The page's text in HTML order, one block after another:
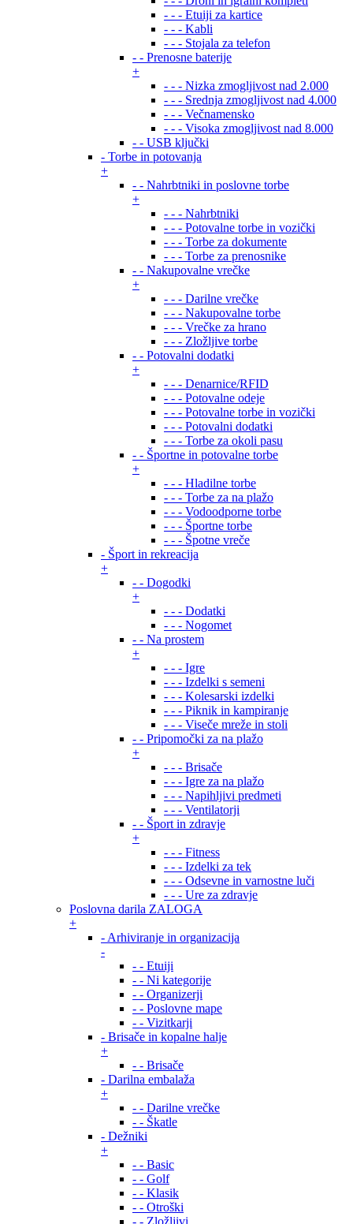
- - - Etuiji za kartice
- - - Kabli
- - - Stojala za telefon
- - Prenosne baterije
+
- - - Nizka zmogljivost nad 2.000
- - - Srednja zmogljivost nad 4.000
- - - Večnamensko
- - - Visoka zmogljivost nad 8.000
- - USB ključki
- Torbe in potovanja
+
- - Nahrbtniki in poslovne torbe
+
- - - Nahrbtniki
- - - Potovalne torbe in vozički
- - - Torbe za dokumente
- - - Torbe za prenosnike
- - Nakupovalne vrečke
+
- - - Darilne vrečke
- - - Nakupovalne torbe
- - - Vrečke za hrano
- - - Zložljive torbe
- - Potovalni dodatki
+
- - - Denarnice/RFID
- - - Potovalne odeje
- - - Potovalne torbe in vozički
- - - Potovalni dodatki
- - - Torbe za okoli pasu
- - Športne in potovalne torbe
+
- - - Hladilne torbe
- - - Torbe za na plažo
- - - Vodoodporne torbe
- - - Športne torbe
- - - Špotne vreče
- Šport in rekreacija
+
- - Dogodki
+
- - - Dodatki
- - - Nogomet
- - Na prostem
+
- - - Igre
- - - Izdelki s semeni
- - - Kolesarski izdelki
- - - Piknik in kampiranje
- - - Viseče mreže in stoli
- - Pripomočki za na plažo
+
- - - Brisače
- - - Igre za na plažo
- - - Napihljivi predmeti
- - - Ventilatorji
- - Šport in zdravje
+
- - - Fitness
- - - Izdelki za tek
- - - Odsevne in varnostne luči
- - - Ure za zdravje
Poslovna darila ZALOGA
+
- Arhiviranje in organizacija
-
- - Etuiji
- - Ni kategorije
- - Organizerji
- - Poslovne mape
- - Vizitkarji
- Brisače in kopalne halje
+
- - Brisače
- Darilna embalaža
+
- - Darilne vrečke
- - Škatle
- Dežniki
+
- - Basic
- - Golf
- - Klasik
- - Otroški
- - Zložljivi